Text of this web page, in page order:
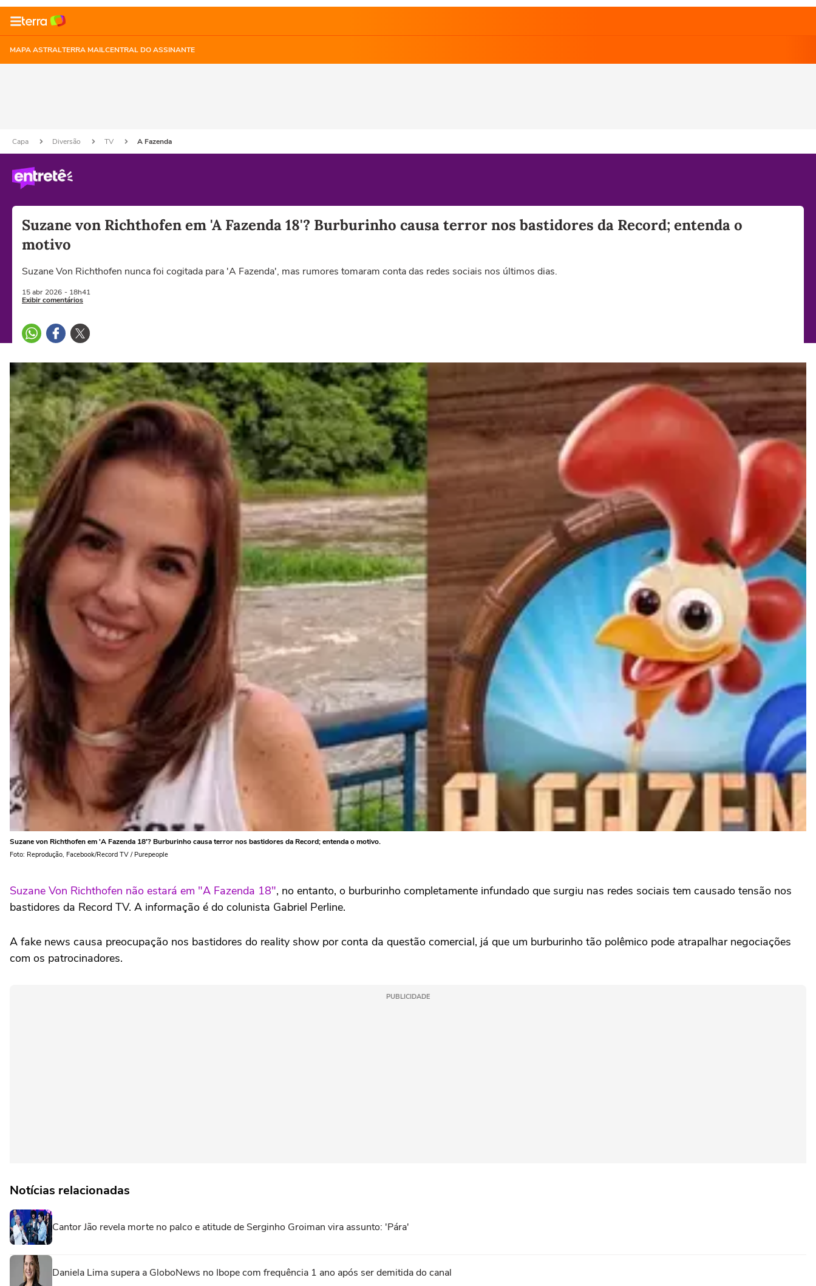
MAPA ASTRALTERRA MAILCENTRAL DO ASSINANTE
Capa Diversão TV A Fazenda
Suzane von Richthofen em 'A Fazenda 18'? Burburinho causa terror nos bastidores da Record; entenda o
motivo
Suzane Von Richthofen nunca foi cogitada para 'A Fazenda', mas rumores tomaram conta das redes sociais nos últimos dias.
15 abr 2026 - 18h41
Exibir comentários
Suzane von Richthofen em 'A Fazenda 18'? Burburinho causa terror nos bastidores da Record; entenda o motivo.
Foto: Reprodução, Facebook/Record TV / Purepeople
Suzane Von Richthofen não estará em "A Fazenda 18", no entanto, o burburinho completamente infundado que surgiu nas redes sociais tem causado tensão nos
bastidores da Record TV. A informação é do colunista Gabriel Perline.
A fake news causa preocupação nos bastidores do reality show por conta da questão comercial, já que um burburinho tão polêmico pode atrapalhar negociações
com os patrocinadores.
PUBLICIDADE
Notícias relacionadas
Cantor Jão revela morte no palco e atitude de Serginho Groiman vira assunto: 'Pára'
Daniela Lima supera a GloboNews no Ibope com frequência 1 ano após ser demitida do canal